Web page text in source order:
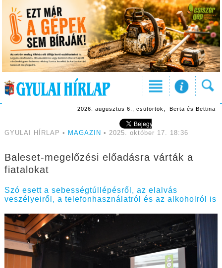
2026. augusztus 6., csütörtök, Berta és Bettina
GYULAI HÍRLAP • MAGAZIN • 2025. október 17. 18:36
Baleset-megelőzési előadásra várták a
fiatalokat
Szó esett a sebességtúllépésről, az elalvás
veszélyeiről, a telefonhasználatról és az alkoholról is